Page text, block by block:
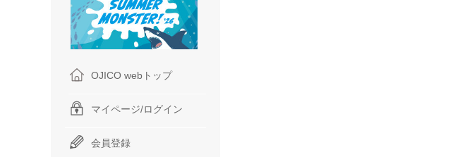
OJICO webトップ
マイページ/ログイン
会員登録